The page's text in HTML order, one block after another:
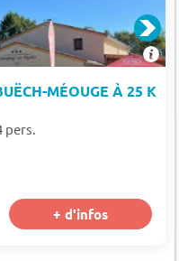
MÉOUGE À 25 KM)
pers.
+ d'infos